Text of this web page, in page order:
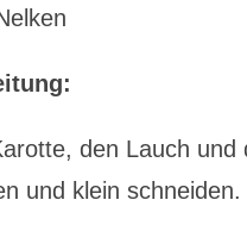
den Lauch und
und klein schneiden.